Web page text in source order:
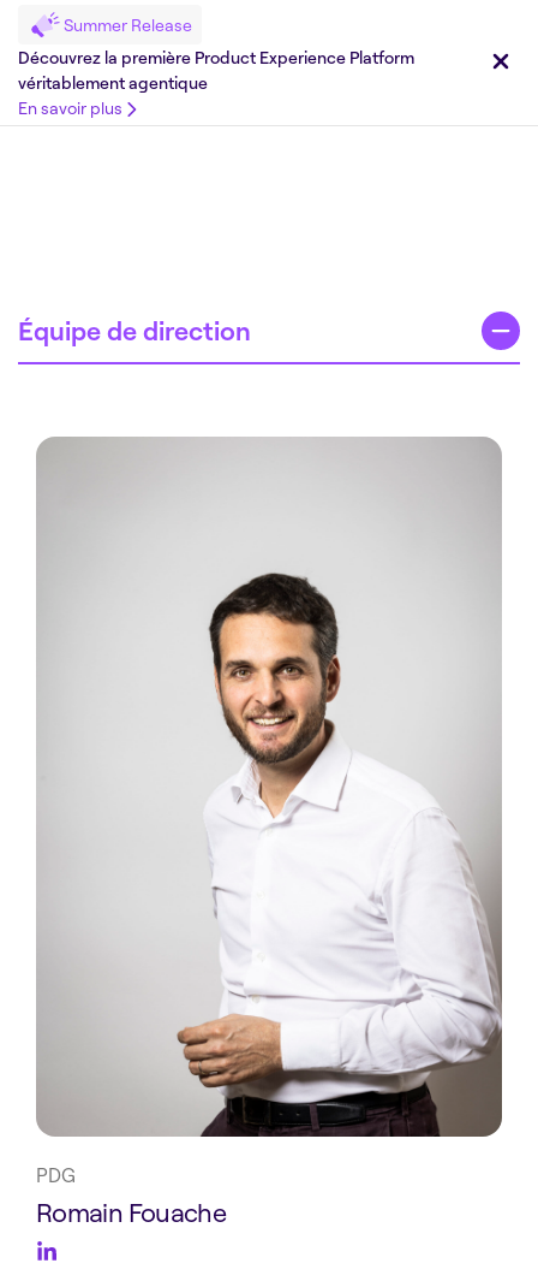
Summer Release
Découvrez la première Product Experience Platform
véritablement agentique
En savoir plus
Leadership d’Akeneo
Équipe de direction
PDG
Romain Fouache